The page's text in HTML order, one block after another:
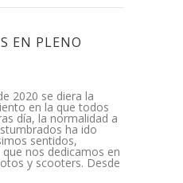
EN PLENO
2020 se diera la
en la que todos
día, la normalidad a
ha ido
sentidos,
nos dedicamos en
y scooters. Desde